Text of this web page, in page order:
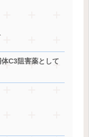
C3阻害薬として